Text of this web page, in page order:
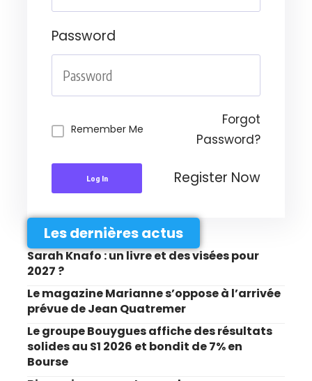
Password
Remember Me
Forgot
Password?
Log In Register Now
Les dernières actus
Sarah Knafo : un livre et des visées pour
2027 ?
Le magazine Marianne s’oppose à l’arrivée
prévue de Jean Quatremer
Le groupe Bouygues affiche des résultats
solides au S1 2026 et bondit de 7% en
Bourse